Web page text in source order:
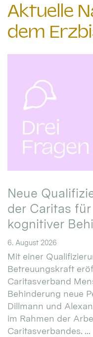
Aktuelle
dem
Neue
der Caritas
kognitiver
6. August 2026
Mit einer
Betreuungskraft
Caritasverband
Behinderung neue
Dillmann und
im Rahmen der
Caritasverbandes. ...